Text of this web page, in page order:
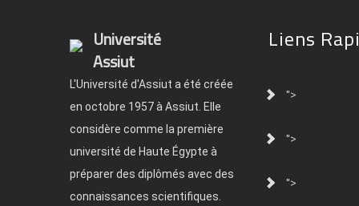
Université
Assiut
L'Université d'Assiut a été créée
en octobre 1957 à Assiut. Elle
considère comme la première
université de Haute Égypte à
préparer des diplômés avec des
connaissances scientifiques.
Liens
">
">
">